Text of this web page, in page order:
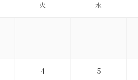
火 水
4 5